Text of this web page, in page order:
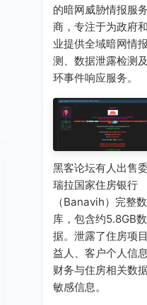
的暗网威胁情报服
商，专注于为政府
业提供全域暗网情
测、数据泄露检测
环事件响应服务。
黑客论坛有人出售
瑞拉国家住房银行
（Banavih）完整
库，包含约5.8GB数
据。泄露了住房项
益人、客户个人信
财务与住房相关数
敏感信息。